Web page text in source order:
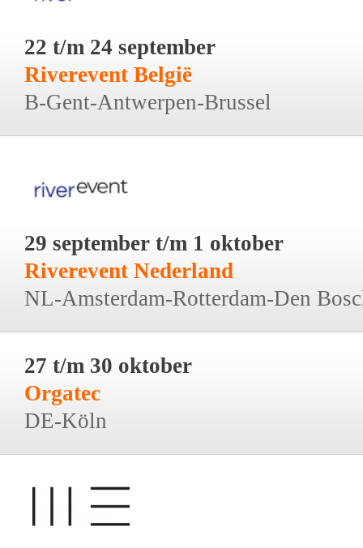
22 t/m 24 september
Riverevent België
B-Gent-Antwerpen-Brussel
29 september t/m 1 oktober
Riverevent Nederland
NL-Amsterdam-Rotterdam-Den
27 t/m 30 oktober
Orgatec
DE-Köln